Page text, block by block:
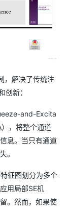
，解决了传统注
创新：
and-Excita
，将整个通道
息。当只有通道
。
征图划分为多个
用局部SE机
。然而，如果使